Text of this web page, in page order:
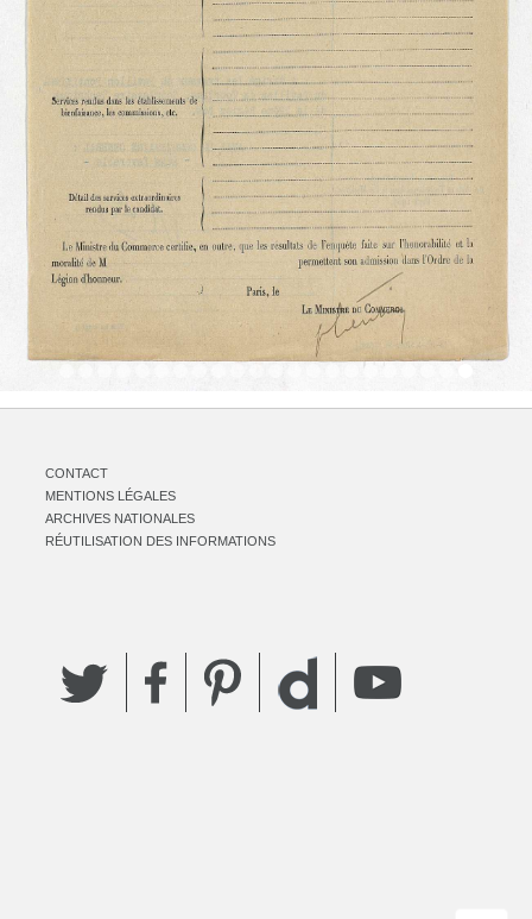
CONTACT
MENTIONS LÉGALES
ARCHIVES NATIONALES
RÉUTILISATION DES INFORMATIONS